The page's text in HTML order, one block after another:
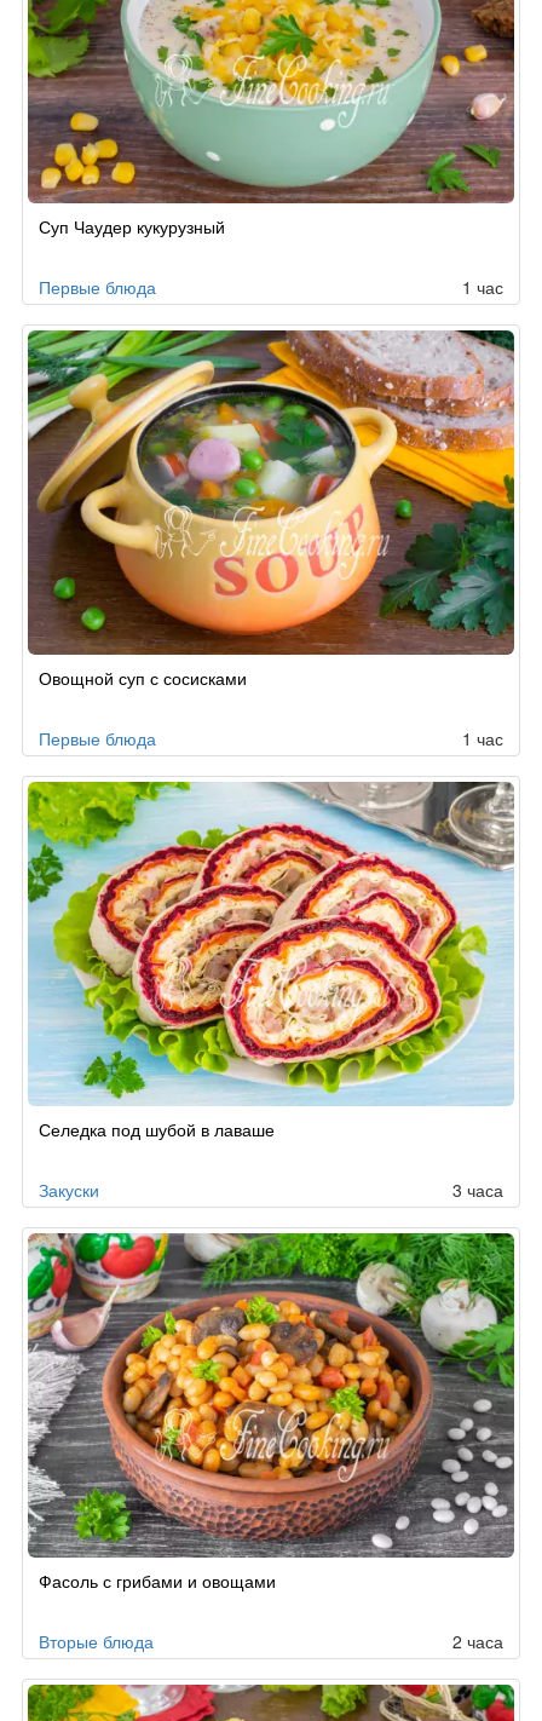
Суп Чаудер кукурузный
Первые блюда 1 час
Овощной суп с сосисками
Первые блюда 1 час
Селедка под шубой в лаваше
Закуски 3 часа
Фасоль с грибами и овощами
Вторые блюда 2 часа